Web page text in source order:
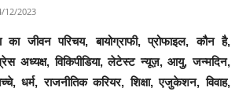
12/2023
का जीवन परिचय, बायोग्राफी, प्रोफाइल, कौन है,
अध्यक्ष, विकिपीडिया, लेटेस्ट न्यूज़, आयु, जन्मदिन,
धर्म, राजनीतिक करियर, शिक्षा, एजुकेशन, विवाह,